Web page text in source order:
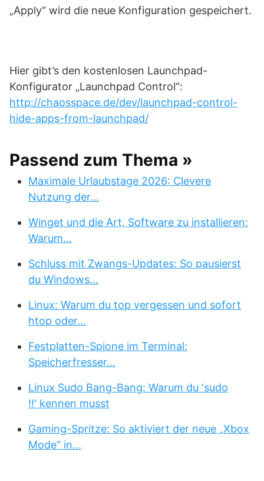
„Apply“ wird die neue Konfiguration gespeichert.
Hier gibt’s den kostenlosen Launchpad-
Konfigurator „Launchpad Control“:
http://chaosspace.de/dev/launchpad-control-
hide-apps-from-launchpad/
Passend zum Thema »
Maximale Urlaubstage 2026: Clevere
Nutzung der…
Winget und die Art, Software zu installieren:
Warum…
Schluss mit Zwangs-Updates: So pausierst
du Windows…
Linux: Warum du top vergessen und sofort
htop oder…
Festplatten-Spione im Terminal:
Speicherfresser…
Linux Sudo Bang-Bang: Warum du 'sudo
!!' kennen musst
Gaming-Spritze: So aktiviert der neue „Xbox
Mode“ in…